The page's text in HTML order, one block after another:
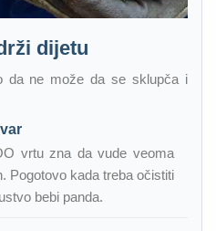
dijetu
da ne može da se sklupča i
vrtu zna da vude veoma
Pogotovo kada treba očistiti
bebi panda.